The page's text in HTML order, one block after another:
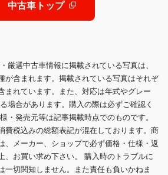
中古車トップ
厳選中古車情報に掲載されている写真は、
が含まれます。掲載されている写真はそれぞ
まれています。また、対応は年式やグレー
場合があります。購入の際は必ずご確認く
・発売元等は記事掲載時点でのものです。
費税込みの総額表記が混在しております。商
、メーカー、ショップで必ず価格・仕様・返
、お買い求め下さい。 購入時のトラブルに
一切関知しません。また責任も負いかねま